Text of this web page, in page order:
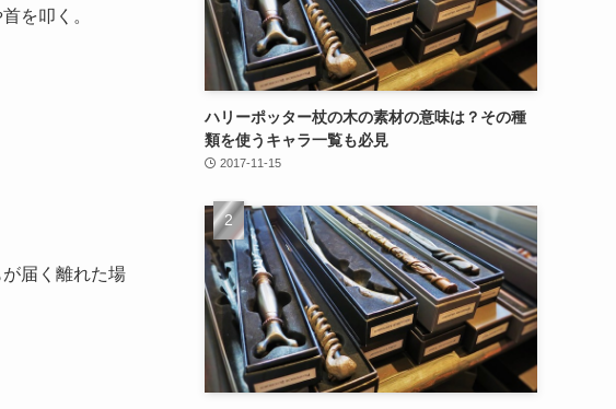
を叩く。
届く離れた場
ハリーポッター杖の木の素材の意味は？その種
類を使うキャラ一覧も必見
2017-11-15